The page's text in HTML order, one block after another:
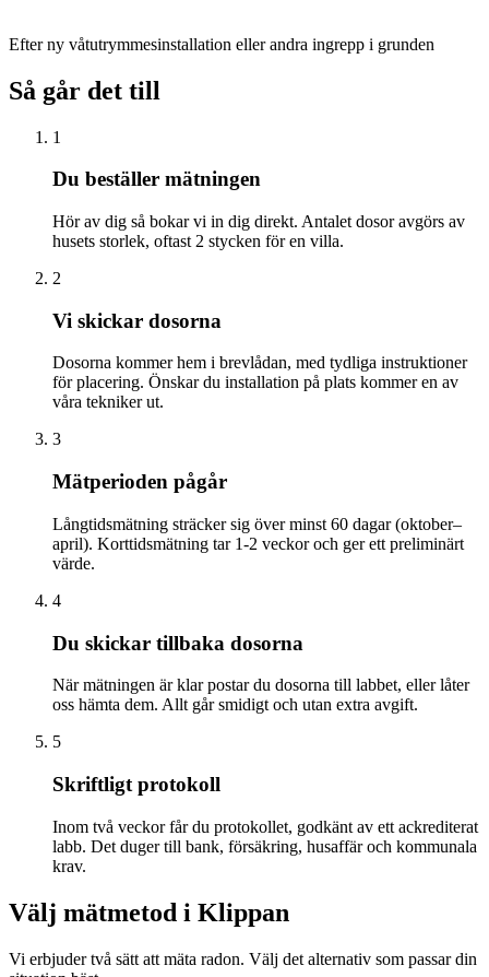
Efter ny våtutrymmesinstallation eller andra ingrepp i grunden
Så går det till
1
Du beställer mätningen
Hör av dig så bokar vi in dig direkt. Antalet dosor avgörs av
husets storlek, oftast 2 stycken för en villa.
2
Vi skickar dosorna
Dosorna kommer hem i brevlådan, med tydliga instruktioner
för placering. Önskar du installation på plats kommer en av
våra tekniker ut.
3
Mätperioden pågår
Långtidsmätning sträcker sig över minst 60 dagar (oktober–
april). Korttidsmätning tar 1-2 veckor och ger ett preliminärt
värde.
4
Du skickar tillbaka dosorna
När mätningen är klar postar du dosorna till labbet, eller låter
oss hämta dem. Allt går smidigt och utan extra avgift.
5
Skriftligt protokoll
Inom två veckor får du protokollet, godkänt av ett ackrediterat
labb. Det duger till bank, försäkring, husaffär och kommunala
krav.
Välj mätmetod i Klippan
Vi erbjuder två sätt att mäta radon. Välj det alternativ som passar din